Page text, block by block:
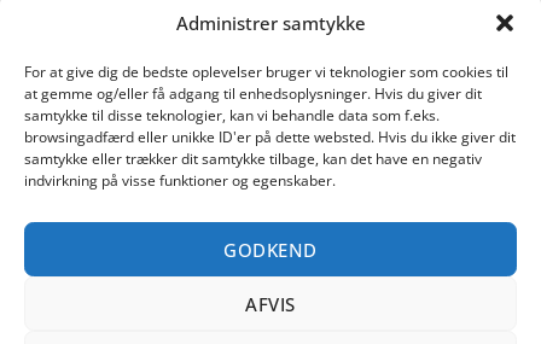
Administrer samtykke
For at give dig de bedste oplevelser bruger vi teknologier som cookies til
at gemme og/eller få adgang til enhedsoplysninger. Hvis du giver dit
samtykke til disse teknologier, kan vi behandle data som f.eks.
browsingadfærd eller unikke ID'er på dette websted. Hvis du ikke giver dit
samtykke eller trækker dit samtykke tilbage, kan det have en negativ
indvirkning på visse funktioner og egenskaber.
GODKEND
AFVIS
Kategorier
Læs vores guide til online shopping
PayPal Stripe
On
METTE JENSEN